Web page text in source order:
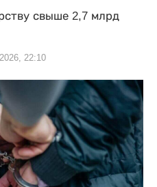
свыше 2,7 млрд
22:10